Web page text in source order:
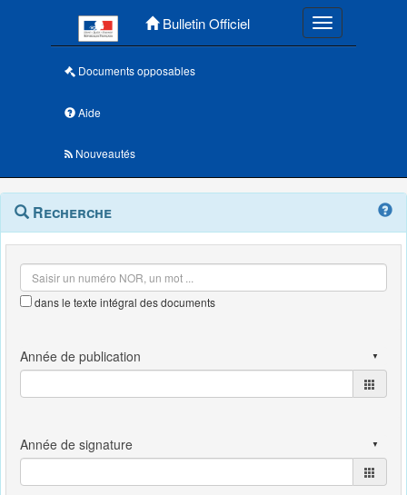
Bulletin Officiel Toggle
Documents opposables
Aide
Nouveautés
Navigation
outils
Menu
contextuel
Recherche
dans le texte intégral des documents